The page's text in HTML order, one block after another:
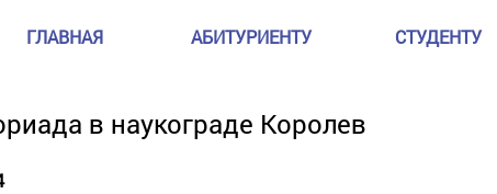
ГЛАВНАЯ АБИТУРИЕНТУ СТУДЕНТУ
в наукограде Королев